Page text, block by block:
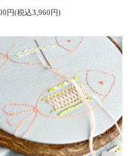
円(税込3,960円)